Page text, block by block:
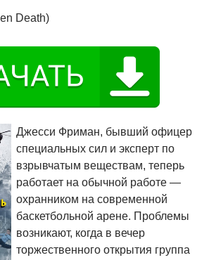
Death)
Джесси Фриман, бывший офицер
специальных сил и эксперт по
взрывчатым веществам, теперь
работает на обычной работе —
охранником на современной
баскетбольной арене. Проблемы
возникают, когда в вечер
торжественного открытия группа